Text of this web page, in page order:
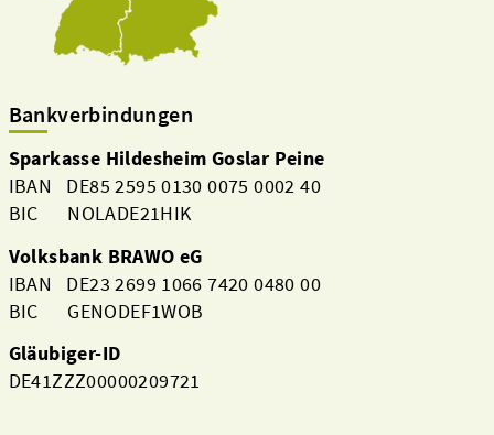
Bankverbindungen
Sparkasse Hildesheim Goslar Peine
IBAN DE85 2595 0130 0075 0002 40
BIC NOLADE21HIK
Volksbank BRAWO eG
IBAN DE23 2699 1066 7420 0480 00
BIC GENODEF1WOB
Gläubiger-ID
DE41ZZZ00000209721